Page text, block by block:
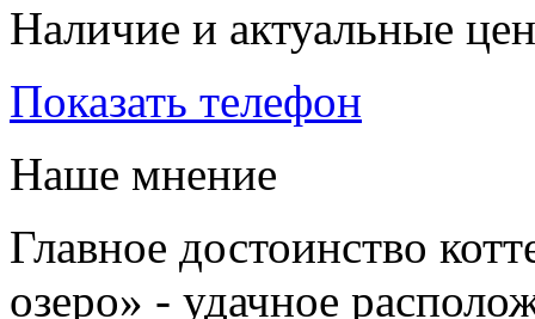
Наличие и актуальные
Показать телефон
Наше мнение
Главное достоинство
озеро» - удачное